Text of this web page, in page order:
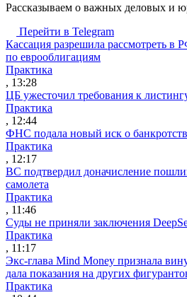
Рассказываем о важных деловых и
Перейти в Telegram
Кассация разрешила рассмотреть в
по еврооблигациям
Практика
, 13:28
ЦБ ужесточил требования к
Практика
, 12:44
ФНС подала новый иск о
Практика
, 12:17
ВС подтвердил доначисление
самолета
Практика
, 11:46
Суды не приняли заключения
Практика
, 11:17
Экс-глава Mind Money признала
дала показания на других
Практика